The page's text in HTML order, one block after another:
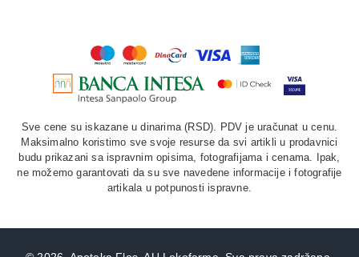
Sve cene su iskazane u dinarima (RSD). PDV je uračunat u cenu.
Maksimalno koristimo sve svoje resurse da svi artikli u prodavnici
budu prikazani sa ispravnim opisima, fotografijama i cenama. Ipak,
ne možemo garantovati da su sve navedene informacije i fotografije
artikala u potpunosti ispravne.